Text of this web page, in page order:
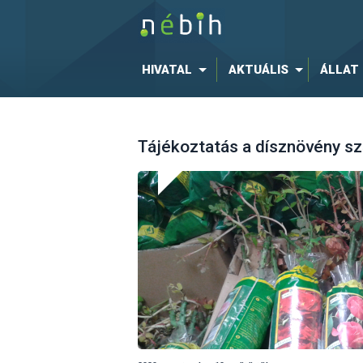
HIVATAL AKTUÁLIS ÁLLAT
Tájékoztatás a dísznövény